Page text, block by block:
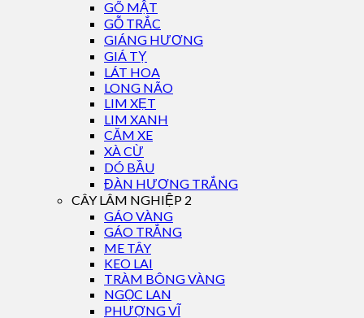
GÕ MẬT
GỖ TRẮC
GIÁNG HƯƠNG
GIÁ TỴ
LÁT HOA
LONG NÃO
LIM XẸT
LIM XANH
CĂM XE
XÀ CỪ
DÓ BẦU
ĐÀN HƯƠNG TRẮNG
CÂY LÂM NGHIỆP 2
GÁO VÀNG
GÁO TRẮNG
ME TÂY
KEO LAI
TRÀM BÔNG VÀNG
NGỌC LAN
PHƯỢNG VĨ